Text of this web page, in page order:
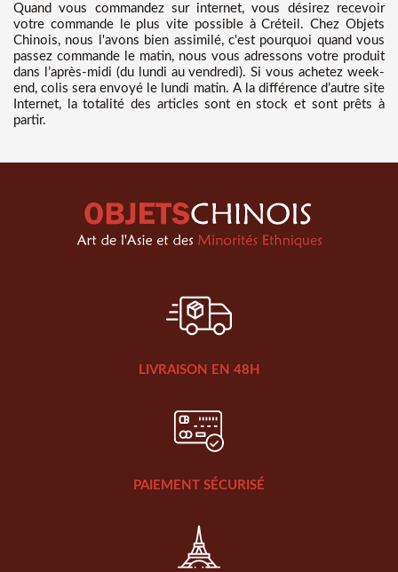
Quand vous commandez sur internet, vous désirez recevoir
votre commande le plus vite possible à Créteil. Chez Objets
Chinois, nous l'avons bien assimilé, c'est pourquoi quand vous
passez commande le matin, nous vous adressons votre produit
dans l’après-midi (du lundi au vendredi). Si vous achetez week-
end, colis sera envoyé le lundi matin. A la différence d’autre site
Internet, la totalité des articles sont en stock et sont prêts à
partir.
LIVRAISON EN 48H
PAIEMENT SÉCURISÉ